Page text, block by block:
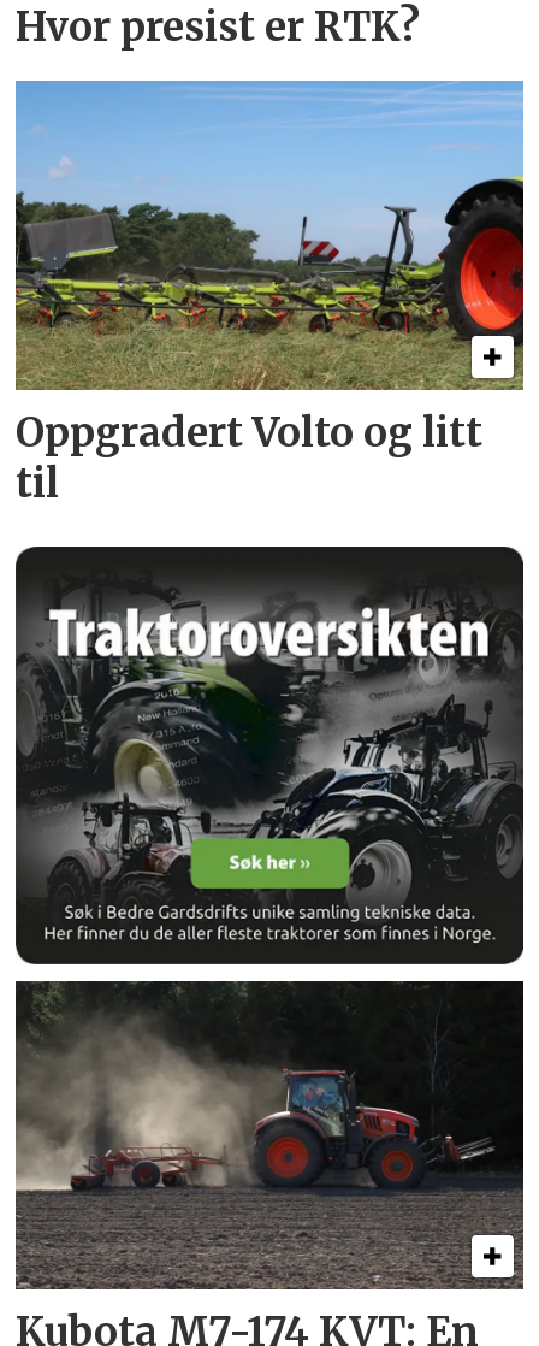
Hvor presist er RTK?
Oppgradert Volto og litt
til
Kubota M7-174 KVT: En